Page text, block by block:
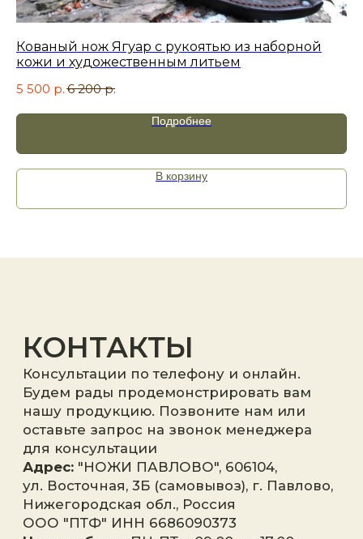
Кованый нож Ягуар с рукоятью из наборной
кожи и художественным литьем
5 500 р. 6 200 р.
Подробнее
В корзину
Я принимаюполитику
конфиденциальности.